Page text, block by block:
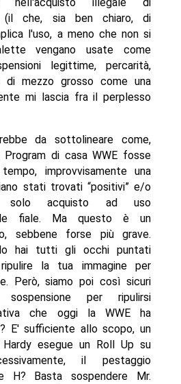
(il che, sia ben chiaro, di
l'uso, a meno che non si
vengano usate come
legittime, percarità,
di mezzo grosso come una
mi lascia fra il perplesso
da sottolineare come,
Program di casa WWE fosse
improvvisamente una
stati trovati “positivi” e/o
solo acquisto ad uso
fiale. Ma questo è un
sebbene forse più grave.
hai tutti gli occhi puntati
la tua immagine per
Però, siamo poi così sicuri
per ripulirsi
che oggi la WWE ha
E' sufficiente allo scopo, un
esegue un Roll Up su
il pestaggio
H? Basta sospendere Mr.